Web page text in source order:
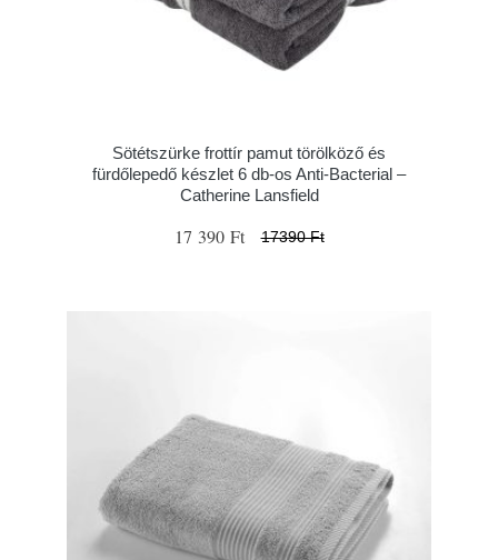
Sötétszürke frottír pamut törölköző és
fürdőlepedő készlet 6 db-os Anti-Bacterial –
Catherine Lansfield
17 390 Ft 17390 Ft